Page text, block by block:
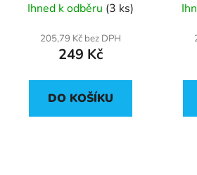
Ihned k odběru (3 ks)
205,79 Kč bez DPH
249 Kč
DO KOŠÍKU